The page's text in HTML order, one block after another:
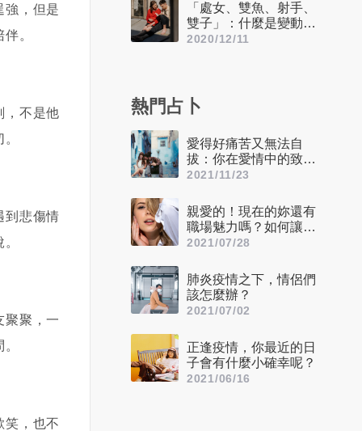
強，但是
。
，不是他
到悲傷情
聚聚，一
笑，也不
「處女、雙魚、射手、
雙子」：什麼是變動星
座，他們又該怎麼追？
2020/12/11
熱門占卜
愛得好痛苦又無法自
拔：你在愛情中的致命
缺點是什麼？
2021/11/23
親愛的！現在的妳還有
職場魅力嗎？如何讓自
己看起來更迷人呢？
2021/07/28
肺炎疫情之下，情侶們
該怎麼辦？
2021/07/02
正逢疫情，你最近的日
子會有什麼小確幸呢？
2021/06/16